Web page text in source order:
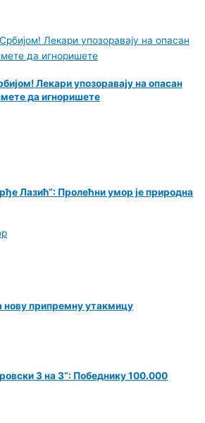
Лекари упозоравају на опасан
да игноришете
Лазић“: Пролећни умор је природна
нову припремну утакмицу
3 на 3“: Победнику 100.000